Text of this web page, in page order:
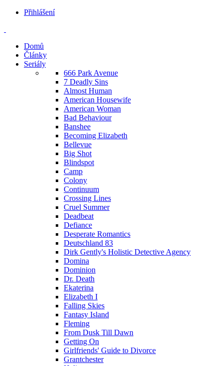
Přihlášení
Domů
Články
Seriály
666 Park Avenue
7 Deadly Sins
Almost Human
American Housewife
American Woman
Bad Behaviour
Banshee
Becoming Elizabeth
Bellevue
Big Shot
Blindspot
Camp
Colony
Continuum
Crossing Lines
Cruel Summer
Deadbeat
Defiance
Desperate Romantics
Deutschland 83
Dirk Gently's Holistic Detective Agency
Domina
Dominion
Dr. Death
Ekaterina
Elizabeth I
Falling Skies
Fantasy Island
Fleming
From Dusk Till Dawn
Getting On
Girlfriends' Guide to Divorce
Grantchester